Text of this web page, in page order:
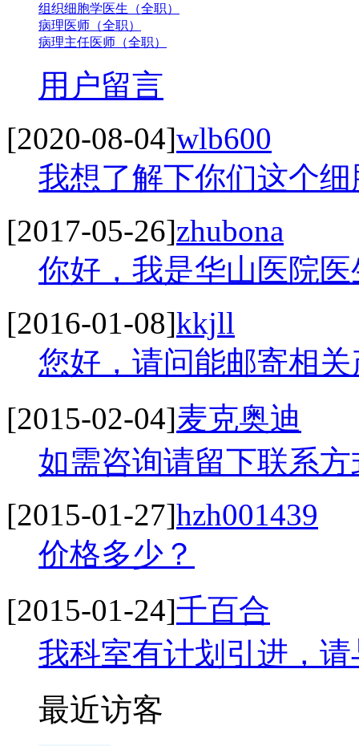
组织细胞学医生（全职）
病理医师（全职）
病理主任医师（全职）
用户留言
[2020-08-04]wlb600
我想了解下你们这个
[2017-05-26]zhubona
你好，我是华山医院
[2016-01-08]kkjll
您好，请问能邮寄相
[2015-02-04]麦克奥迪
如需咨询请留下联系
[2015-01-27]hzh001439
价格多少？
[2015-01-24]千百合
我科室有计划引进，
最近访客